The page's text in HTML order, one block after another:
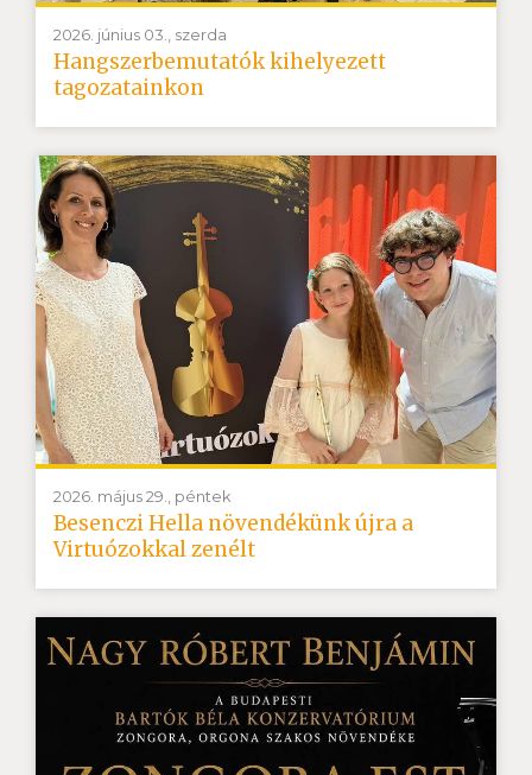
2026. június 03., szerda
Hangszerbemutatók kihelyezett
tagozatainkon
2026. május 29., péntek
Besenczi Hella növendékünk újra a
Virtuózokkal zenélt